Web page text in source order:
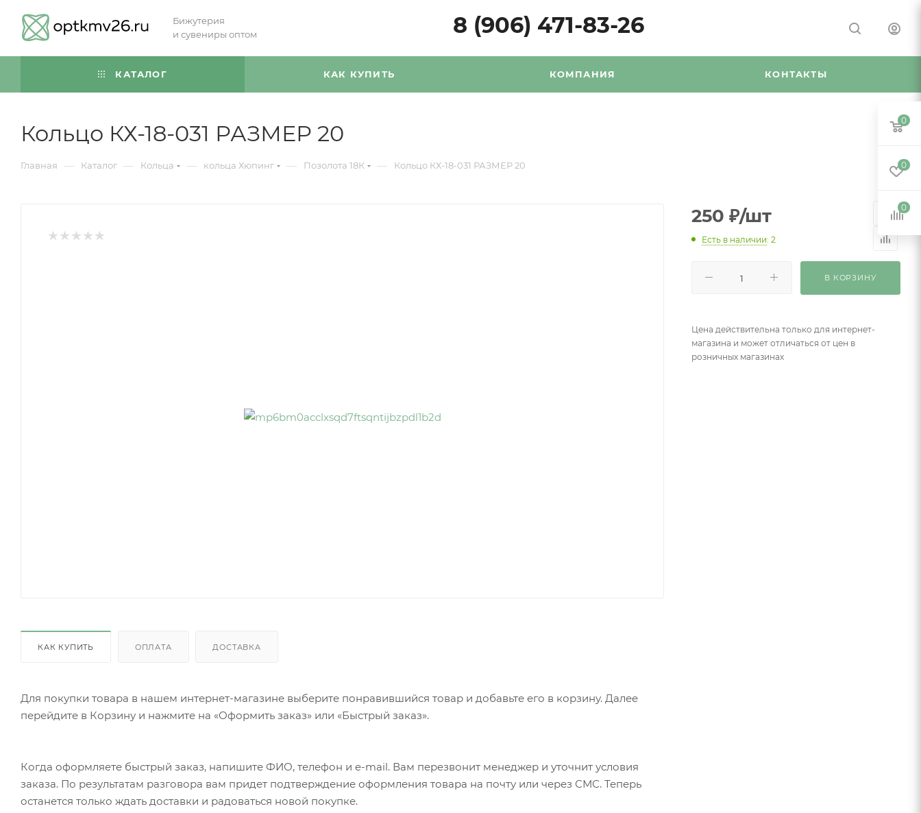
Бижутерия
и сувениры оптом
8 (906) 471-83-26
КАТАЛОГ КАК КУПИТЬ КОМПАНИЯ КОНТАКТЫ
Кольцо КХ-18-031 РАЗМЕР 20
Главная — Каталог — Кольца — кольца Хюпинг — Позолота 18К — Кольцо КХ-18-031 РАЗМЕР 20
КАК КУПИТЬ ОПЛАТА ДОСТАВКА
Для покупки товара в нашем интернет-магазине выберите понравившийся товар и добавьте его в корзину. Далее
перейдите в Корзину и нажмите на «Оформить заказ» или «Быстрый заказ».
Когда оформляете быстрый заказ, напишите ФИО, телефон и e-mail. Вам перезвонит менеджер и уточнит условия
заказа. По результатам разговора вам придет подтверждение оформления товара на почту или через СМС. Теперь
останется только ждать доставки и радоваться новой покупке.
250 ₽/шт
Есть в наличии: 2
В КОРЗИНУ
Цена действительна только для интернет-
магазина и может отличаться от цен в
розничных магазинах
0
0
0